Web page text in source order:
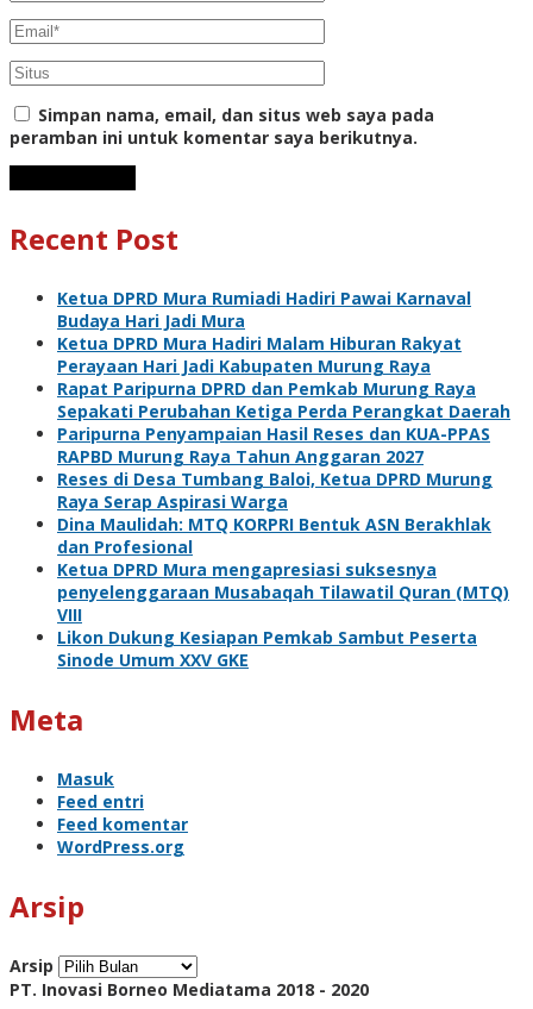
Simpan nama, email, dan situs web saya pada
peramban ini untuk komentar saya berikutnya.
Recent Post
Ketua DPRD Mura Rumiadi Hadiri Pawai Karnaval
Budaya Hari Jadi Mura
Ketua DPRD Mura Hadiri Malam Hiburan Rakyat
Perayaan Hari Jadi Kabupaten Murung Raya
Rapat Paripurna DPRD dan Pemkab Murung Raya
Sepakati Perubahan Ketiga Perda Perangkat Daerah
Paripurna Penyampaian Hasil Reses dan KUA-PPAS
RAPBD Murung Raya Tahun Anggaran 2027
Reses di Desa Tumbang Baloi, Ketua DPRD Murung
Raya Serap Aspirasi Warga
Dina Maulidah: MTQ KORPRI Bentuk ASN Berakhlak
dan Profesional
Ketua DPRD Mura mengapresiasi suksesnya
penyelenggaraan Musabaqah Tilawatil Quran (MTQ)
VIII
Likon Dukung Kesiapan Pemkab Sambut Peserta
Sinode Umum XXV GKE
Meta
Masuk
Feed entri
Feed komentar
WordPress.org
Arsip
Arsip
PT. Inovasi Borneo Mediatama 2018 - 2020